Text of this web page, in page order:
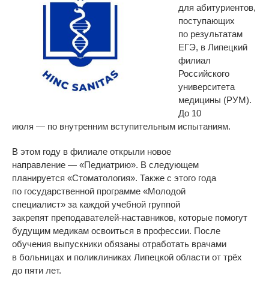
для абитуриентов,
поступающих
по результатам
ЕГЭ, в Липецкий
филиал
Российского
университета
медицины (РУМ).
До 10
июля — по внутренним вступительным испытаниям.
В этом году в филиале открыли новое
направление — «Педиатрию». В следующем
планируется «Стоматология». Также с этого года
по государственной программе «Молодой
специалист» за каждой учебной группой
закрепят преподавателей-наставников, которые помогут
будущим медикам освоиться в профессии. После
обучения выпускники обязаны отработать врачами
в больницах и поликлиниках Липецкой области от трёх
до пяти лет.